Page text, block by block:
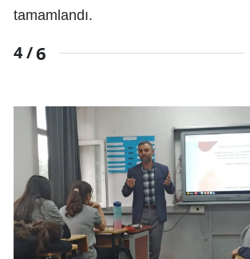
tamamlandı.
4 /6